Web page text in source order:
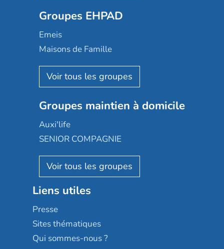
Mobicap
Domusvi
Happy Senior
Aquarelia
Nexity edenea
Les jardins d'Arcadie
Reseda
Stella management
Les villages d'or
Sérénys
Résidences services Villa Médicis
Groupes EHPAD
Emeis
Maisons de Famille
Korian
Emera
Groupe SOS
Le Noble Âge
Almage
Résidalya
Groupe aplus
Groupes maintien à domicile
Auxi'life
SENIOR COMPAGNIE
AGE D'OR Services
Liens utiles
Presse
Sites thématiques
Qui sommes-nous ?